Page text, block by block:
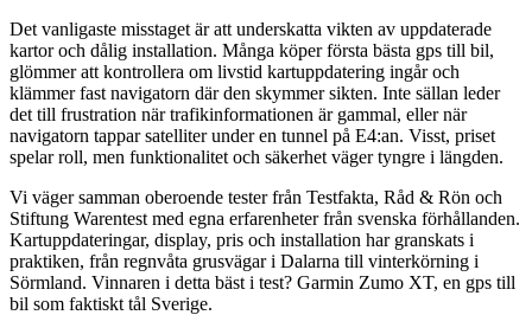
Det vanligaste misstaget är att underskatta vikten av uppdaterade
kartor och dålig installation. Många köper första bästa gps till bil,
glömmer att kontrollera om livstid kartuppdatering ingår och
klämmer fast navigatorn där den skymmer sikten. Inte sällan leder
det till frustration när trafikinformationen är gammal, eller när
navigatorn tappar satelliter under en tunnel på E4:an. Visst, priset
spelar roll, men funktionalitet och säkerhet väger tyngre i längden.
Vi väger samman oberoende tester från Testfakta, Råd & Rön och
Stiftung Warentest med egna erfarenheter från svenska förhållanden.
Kartuppdateringar, display, pris och installation har granskats i
praktiken, från regnvåta grusvägar i Dalarna till vinterkörning i
Sörmland. Vinnaren i detta bäst i test? Garmin Zumo XT, en gps till
bil som faktiskt tål Sverige.